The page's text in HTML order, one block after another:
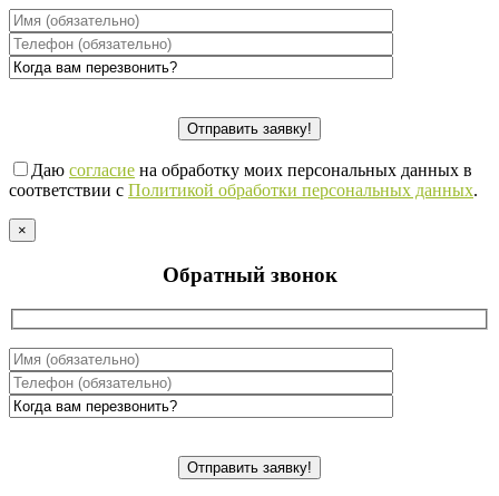
Даю согласие на обработку моих персональных данных в
соответствии с Политикой обработки персональных данных.
×
Обратный звонок